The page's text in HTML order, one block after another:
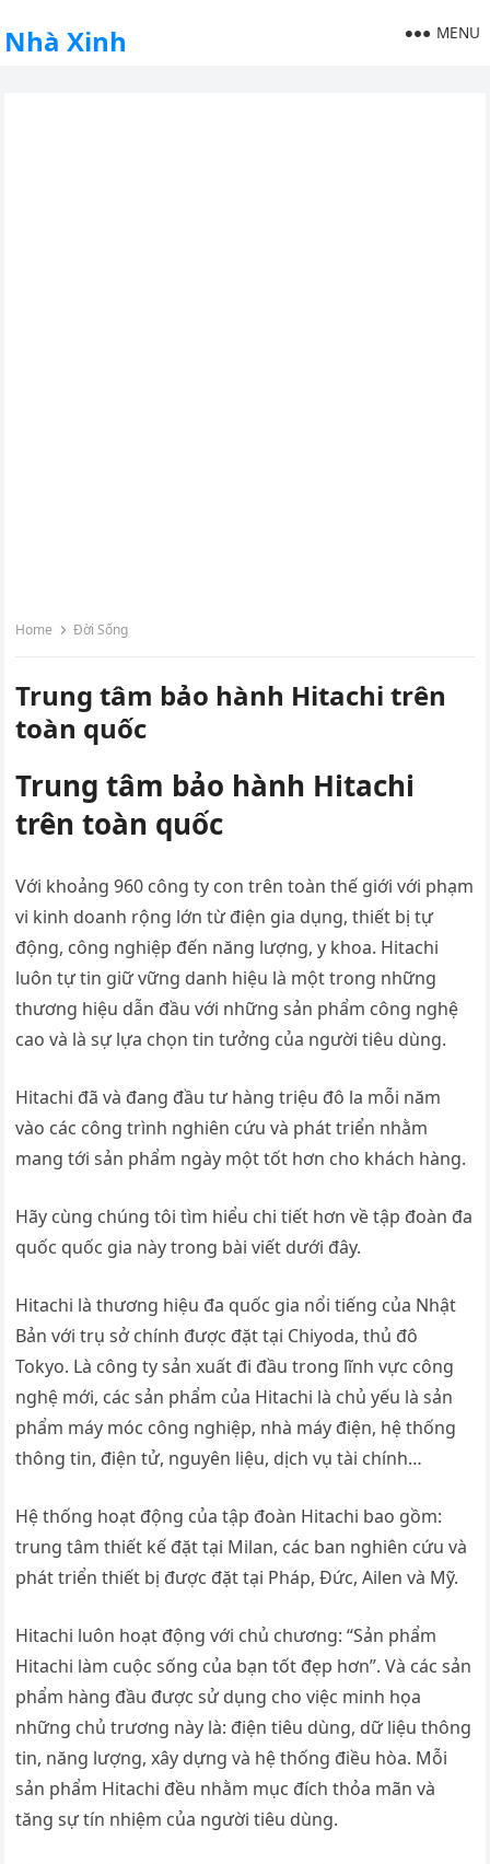
Nhà Xinh MENU
Home Đời Sống
Trung tâm bảo hành Hitachi trên
toàn quốc
Trung tâm bảo hành Hitachi
trên toàn quốc
Với khoảng 960 công ty con trên toàn thế giới với phạm
vi kinh doanh rộng lớn từ điện gia dụng, thiết bị tự
động, công nghiệp đến năng lượng, y khoa. Hitachi
luôn tự tin giữ vững danh hiệu là một trong những
thương hiệu dẫn đầu với những sản phẩm công nghệ
cao và là sự lựa chọn tin tưởng của người tiêu dùng.
Hitachi đã và đang đầu tư hàng triệu đô la mỗi năm
vào các công trình nghiên cứu và phát triển nhằm
mang tới sản phẩm ngày một tốt hơn cho khách hàng.
Hãy cùng chúng tôi tìm hiểu chi tiết hơn về tập đoàn đa
quốc quốc gia này trong bài viết dưới đây.
Hitachi là thương hiệu đa quốc gia nổi tiếng của Nhật
Bản với trụ sở chính được đặt tại Chiyoda, thủ đô
Tokyo. Là công ty sản xuất đi đầu trong lĩnh vực công
nghệ mới, các sản phẩm của Hitachi là chủ yếu là sản
phẩm máy móc công nghiệp, nhà máy điện, hệ thống
thông tin, điện tử, nguyên liệu, dịch vụ tài chính…
Hệ thống hoạt động của tập đoàn Hitachi bao gồm:
trung tâm thiết kế đặt tại Milan, các ban nghiên cứu và
phát triển thiết bị được đặt tại Pháp, Đức, Ailen và Mỹ.
Hitachi luôn hoạt động với chủ chương: “Sản phẩm
Hitachi làm cuộc sống của bạn tốt đẹp hơn”. Và các sản
phẩm hàng đầu được sử dụng cho việc minh họa
những chủ trương này là: điện tiêu dùng, dữ liệu thông
tin, năng lượng, xây dựng và hệ thống điều hòa. Mỗi
sản phẩm Hitachi đều nhằm mục đích thỏa mãn và
tăng sự tín nhiệm của người tiêu dùng.